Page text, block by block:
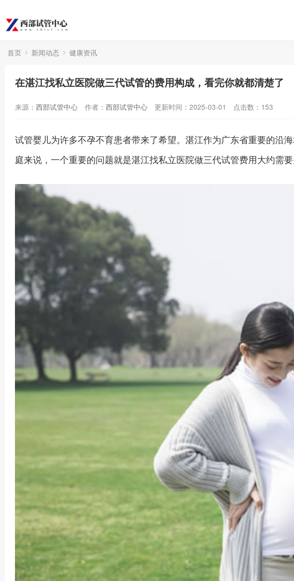
首页 新闻动态 健康资讯
在湛江找私立医院做三代试管的费用构成，看完你就都清楚了
来源： 西部试管中心 作者： 西部试管中心 更新时间：2025-03-01 点击数： 153
试管婴儿为许多不孕不育患者带来了希望。湛江作为广东省重要的沿
庭来说，一个重要的问题就是湛江找私立医院做三代试管费用大约需